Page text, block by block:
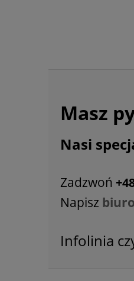
Masz
Nasi
Zadzwoń
Napisz
Infolinia